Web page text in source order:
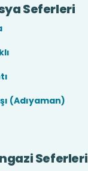
Seferleri
(Adıyaman)
Seferleri